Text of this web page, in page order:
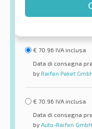
€ 70.96 IVA inclusa
Data di consegna
by Raifen Paket
€ 70.96 IVA inclusa
Data di consegna
by Auto-Raifen GmbH